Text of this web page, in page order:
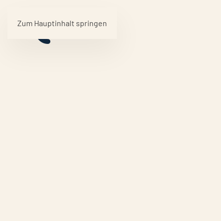
Zum Hauptinhalt springen